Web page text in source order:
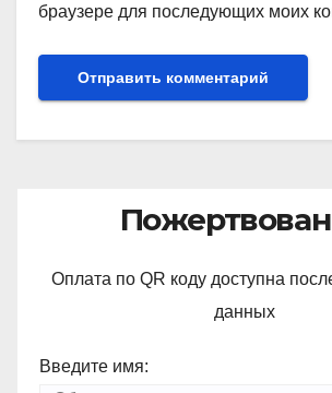
браузере для последующих моих
Оплата по QR коду доступна
данных
Введите имя: